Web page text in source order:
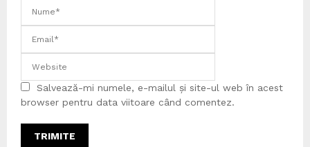
Salvează-mi numele, e-mailul și site-ul web în acest
browser pentru data viitoare când comentez.